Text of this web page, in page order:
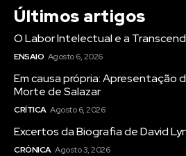
Últimos artigos
O Labor Intelectual e a
ENSAIO Agosto 6, 2026
Em causa própria: Apresentação
Morte de Salazar
CRÍTICA Agosto 6, 2026
Excertos da Biografia de David
CRÓNICA Agosto 3, 2026